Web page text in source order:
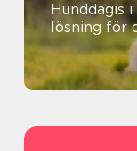
Hunddagis
lösning för